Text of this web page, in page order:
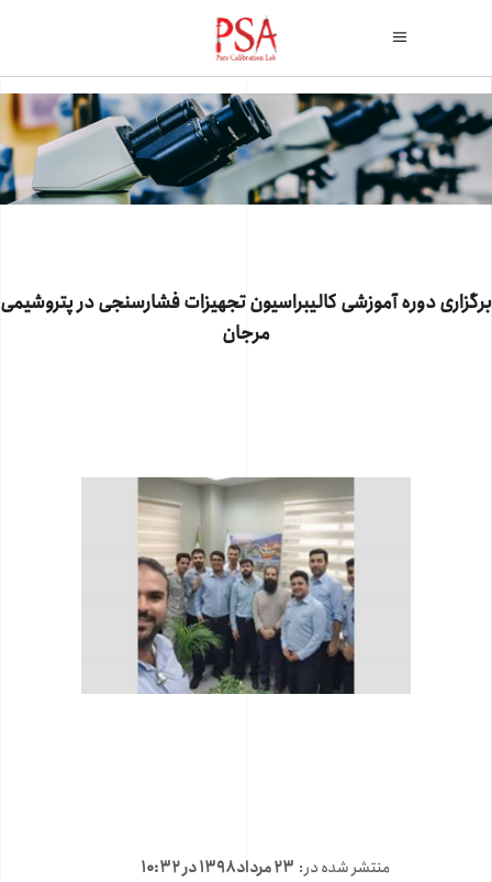
برگزاری دوره آموزشی کالیبراسیون تجهیزات فشارسنجی در پتروشیمی
مرجان
منتشر شده در: ۲۳ مرداد ۱۳۹۸ در ۱۰:۳۲